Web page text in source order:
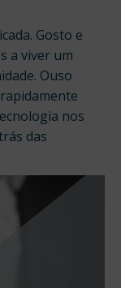
Gosto e
a viver um
Ouso
nos
das